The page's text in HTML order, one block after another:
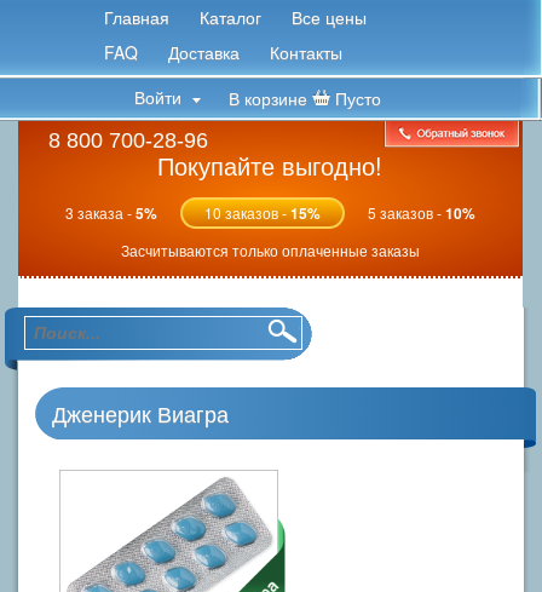
Главная Каталог
Все цены
FAQ
Доставка
Контакты
В корзине
Пусто
Войти
Покупайте выгодно!
3 заказа -5% 10 заказов -15% 5 заказов -10%
Засчитываются только оплаченные заказы
8 800 700-28-96
Дженерик Виагра